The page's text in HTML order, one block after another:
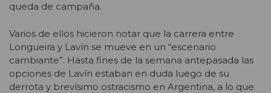
queda de campaña.
Varios de ellos hicieron notar que la carrera entre
Longueira y Lavín se mueve en un “escenario
cambiante”. Hasta fines de la semana antepasada las
opciones de Lavín estaban en duda luego de su
derrota y brevísimo ostracismo en Argentina, a lo que